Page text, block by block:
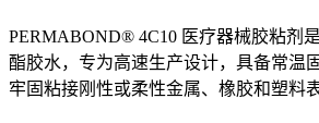
PERMABOND® 4C10 医疗器械胶粘剂
酯胶水，专为高速生产设计，具备常温
牢固粘接刚性或柔性金属、橡胶和塑料表